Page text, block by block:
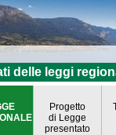
delle leggi
Progetto
di Legge
presentato